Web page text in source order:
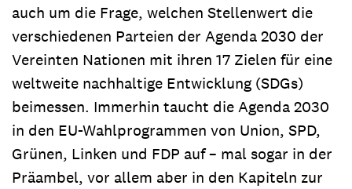
auch um die Frage, welchen Stellenwert die
verschiedenen Parteien der Agenda 2030 der
Vereinten Nationen mit ihren 17 Zielen für eine
weltweite nachhaltige Entwicklung (SDGs)
beimessen. Immerhin taucht die Agenda 2030
in den EU-Wahlprogrammen von Union, SPD,
Grünen, Linken und FDP auf – mal sogar in der
Präambel, vor allem aber in den Kapiteln zur